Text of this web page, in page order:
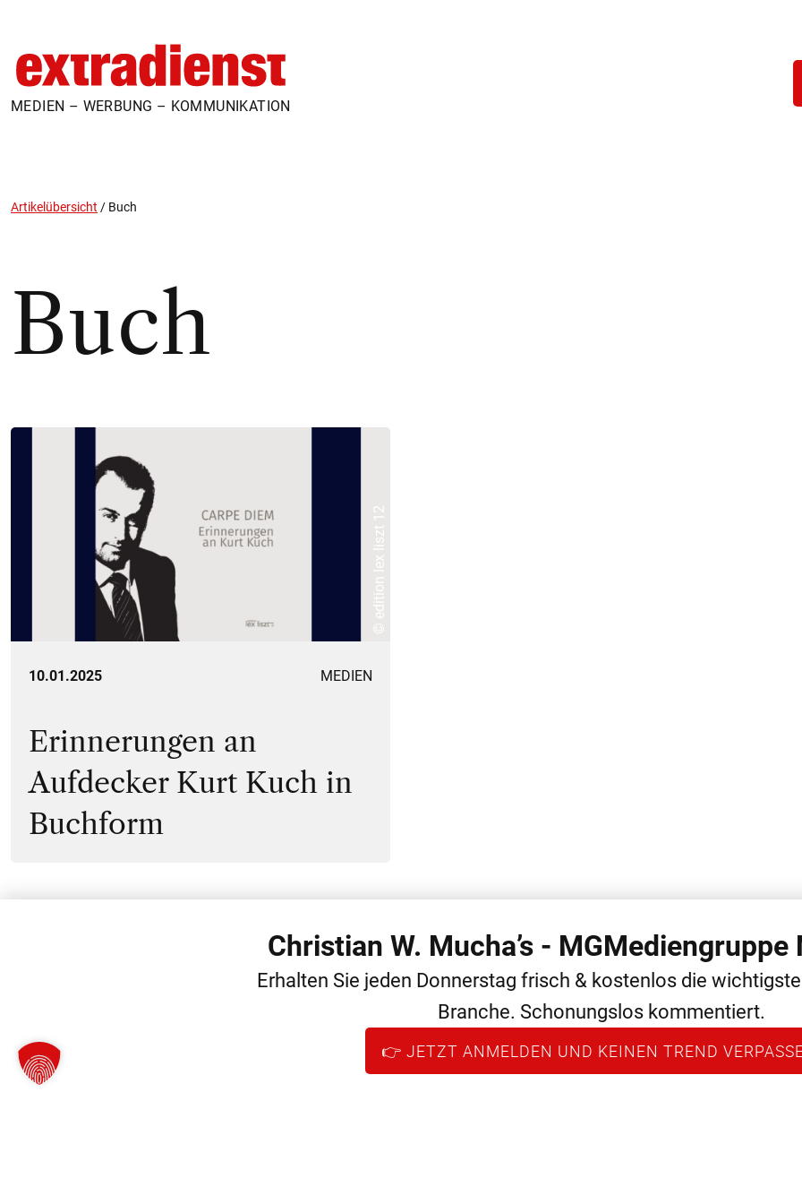
MEDIEN – WERBUNG – KOMMUNIKATION
Artikelübersicht / Buch
Buch
© edition lex liszt 12
10.01.2025 MEDIEN
Erinnerungen an
Aufdecker Kurt Kuch in
Buchform
WEITERE THEMEN ALLGEMEIN MEDIEN NEWS
Christian W. Mucha’s -
Erhalten Sie jeden Donnerstag frisch & kostenlos die
Branche. Schonungslos kommentiert.
👉 JETZT ANMELDEN UND KEINEN TREND